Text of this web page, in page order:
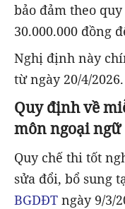
bảo đảm theo
30.000.000 đồng
Nghị định này
từ ngày 20/4/2026.
Quy định về
môn ngoại ngữ
Quy chế thi tốt
sửa đổi, bổ sung
BGDĐT ngày 9/3/